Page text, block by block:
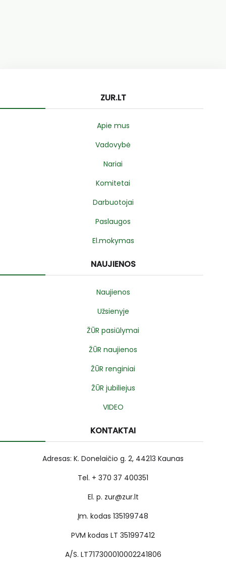
ZUR.LT
Apie mus
Vadovybė
Nariai
Komitetai
Darbuotojai
Paslaugos
El.mokymas
NAUJIENOS
Naujienos
Užsienyje
ŽŪR pasiūlymai
ŽŪR naujienos
ŽŪR renginiai
ŽŪR jubiliejus
VIDEO
KONTAKTAI
Adresas: K. Donelaičio g. 2, 44213 Kaunas
Tel. + 370 37 400351
El. p. zur@zur.lt
Įm. kodas 135199748
PVM kodas LT 351997412
A/S. LT717300010002241806